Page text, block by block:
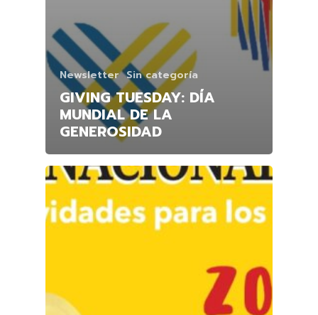
Newsletter Sin categoría
GIVING TUESDAY: DÍA
MUNDIAL DE LA
GENEROSIDAD